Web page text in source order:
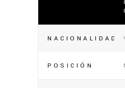
NACIONALIDAD
POSICIÓN